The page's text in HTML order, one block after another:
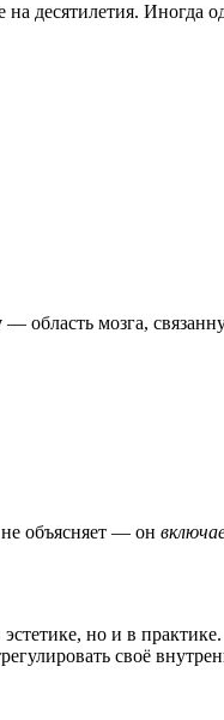
десятилетия.
— область мозга,
объясняет — он
но и в практике.
своё